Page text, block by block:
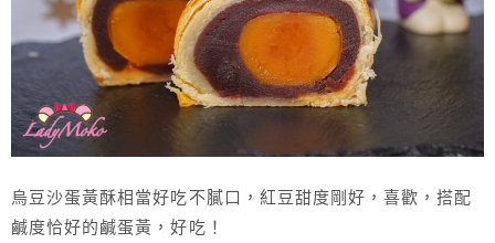
烏豆沙蛋黃酥相當好吃不膩口，紅豆甜度剛好，喜歡，搭配
鹹度恰好的鹹蛋黃，好吃！